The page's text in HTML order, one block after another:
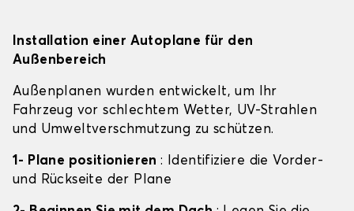
Installation einer Autoplane für den
Außenbereich
Außenplanen wurden entwickelt, um Ihr
Fahrzeug vor schlechtem Wetter, UV-Strahlen
und Umweltverschmutzung zu schützen.
1- Plane positionieren: Identifiziere die Vorder-
und Rückseite der Plane